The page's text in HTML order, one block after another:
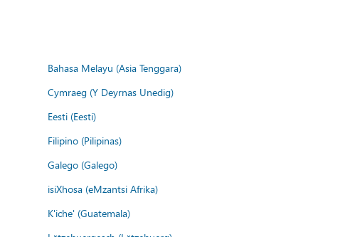
Bahasa Melayu (Asia Tenggara)
Cymraeg (Y Deyrnas Unedig)
Eesti (Eesti)
Filipino (Pilipinas)
Galego (Galego)
isiXhosa (eMzantsi Afrika)
K'iche' (Guatemala)